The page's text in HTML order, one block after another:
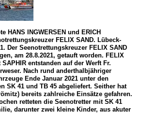
HANS INGWERSEN und ERICH
FELIX SAND. Lübeck-
Der Seenotrettungskreuzer FELIX SAND
am 28.8.2021, getauft worden. FELIX
entstanden auf der Werft Fr.
Nach rund anderthalbjähriger
Ende Januar 2021 unter den
SK 41 und TB 45 abgeliefert. Seither hat
bereits zahlreiche Einsätze gefahren.
retteten die Seenotretter mit SK 41
darunter zwei kleine Kinder, aus akuter